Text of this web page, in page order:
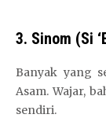
s
T
o
t
3. Sinom (Si
Banyak yang
Asam. Wajar,
sendiri.